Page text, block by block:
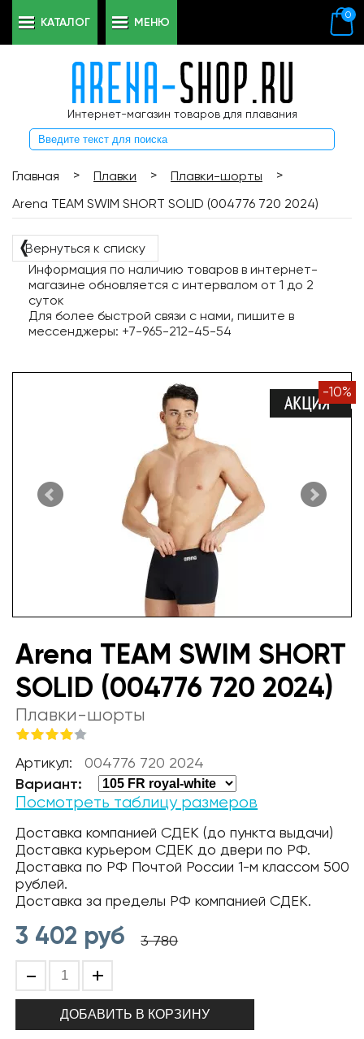
Интернет-магазин товаров для плавания
0
КАТАЛОГ МЕНЮ
Главная > Плавки > Плавки-шорты
>
Arena TEAM SWIM SHORT SOLID (004776 720 2024)
❬Вернуться к списку
Информация по наличию товаров в интернет-
магазине обновляется с интервалом от 1 до 2
суток
Для более быстрой связи с нами, пишите в
мессенджеры: +7-965-212-45-54
-10%
Arena TEAM SWIM SHORT
SOLID (004776 720 2024)
Плавки-шорты
Артикул: 004776 720 2024
Вариант:
Посмотреть таблицу размеров
Доставка компанией СДЕК (до пункта выдачи)
Доставка курьером СДЕК до двери по РФ.
Доставка по РФ Почтой России 1-м классом 500
рублей.
Доставка за пределы РФ компанией СДЕК.
3 402 руб 3 780
- +